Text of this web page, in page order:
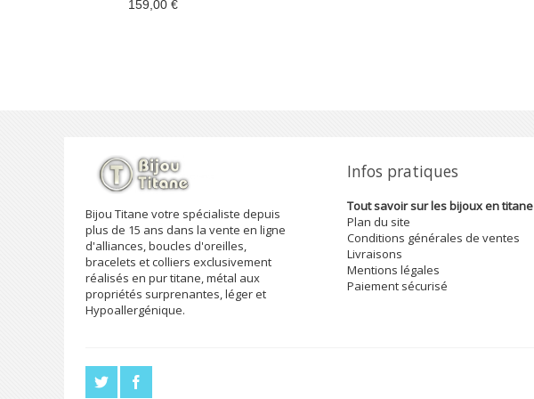
159,00 €
Bijou Titane votre spécialiste depuis
plus de 15 ans dans la vente en ligne
d'alliances, boucles d'oreilles,
bracelets et colliers exclusivement
réalisés en pur titane, métal aux
propriétés surprenantes, léger et
Hypoallergénique.
Infos pratiques
Tout savoir sur les bijoux en titane
Plan du site
Conditions générales de ventes
Livraisons
Mentions légales
Paiement sécurisé